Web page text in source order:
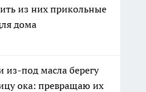
из них прикольные
дома
из-под масла берегу
ока: превращаю их